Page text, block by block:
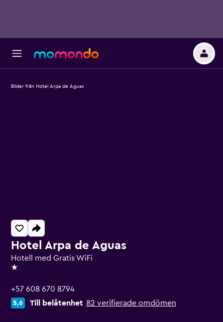
Hotel Arpa de Aguas
Hotell med Gratis WiFi
1 stjärna
+57 608 670 8794
5,6 Till belåtenhet 82 verifierade omdömen
Bilder från Hotel Arpa de Aguas